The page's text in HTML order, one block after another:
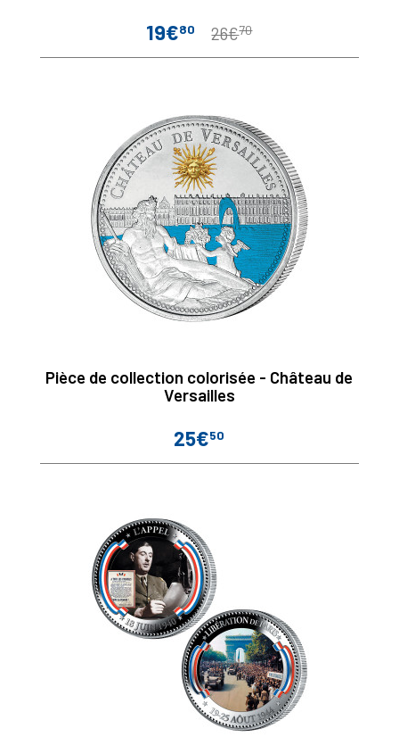
Prix
19€80
Prix
26€70
Pièce de collection colorisée - Château de
Versailles
Prix
25€50